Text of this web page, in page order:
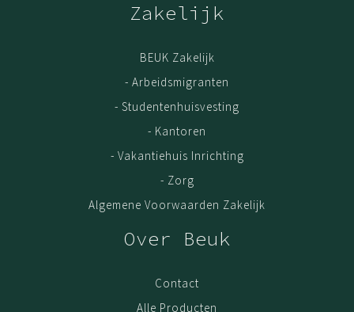
Zakelijk
BEUK Zakelijk
- Arbeidsmigranten
- Studentenhuisvesting
- Kantoren
- Vakantiehuis Inrichting
- Zorg
Algemene Voorwaarden Zakelijk
Over Beuk
Contact
Alle Producten